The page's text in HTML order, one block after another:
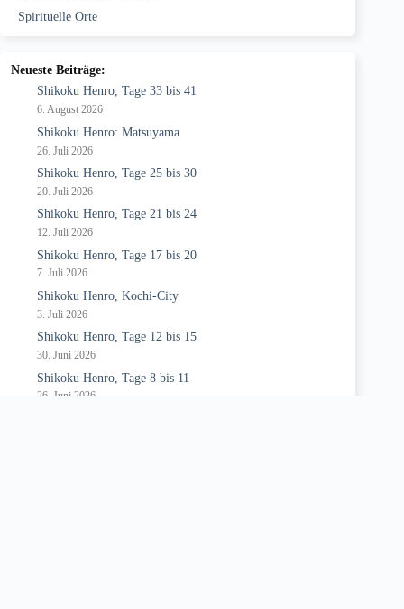
Spirituelle Orte
Neueste Beiträge:
Shikoku Henro, Tage 33 bis 41
6. August 2026
Shikoku Henro: Matsuyama
26. Juli 2026
Shikoku Henro, Tage 25 bis 30
20. Juli 2026
Shikoku Henro, Tage 21 bis 24
12. Juli 2026
Shikoku Henro, Tage 17 bis 20
7. Juli 2026
Shikoku Henro, Kochi-City
3. Juli 2026
Shikoku Henro, Tage 12 bis 15
30. Juni 2026
Shikoku Henro, Tage 8 bis 11
26. Juni 2026